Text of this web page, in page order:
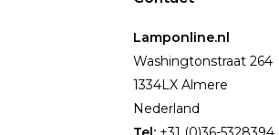
Lamponline.nl
Washingtonstraat 264
1334LX Almere
Nederland